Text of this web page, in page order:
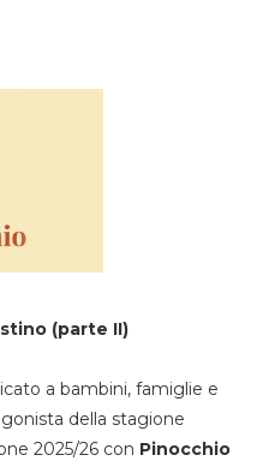
(parte II)
a bambini, famiglie e
della stagione
2025/26 con Pinocchio